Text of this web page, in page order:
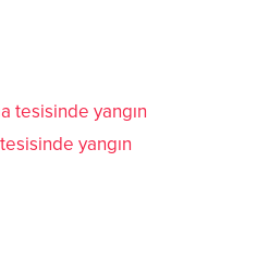
yangın